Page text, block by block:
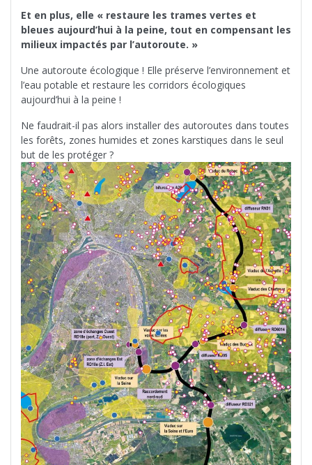
Et en plus, elle « restaure les trames vertes et
bleues aujourd’hui à la peine, tout en compensant les
milieux impactés par l’autoroute. »
Une autoroute écologique ! Elle préserve l’environnement et
l’eau potable et restaure les corridors écologiques
aujourd’hui à la peine !
Ne faudrait-il pas alors installer des autoroutes dans toutes
les forêts, zones humides et zones karstiques dans le seul
but de les protéger ?